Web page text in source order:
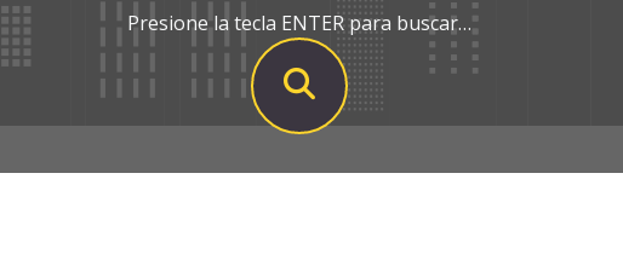
Presione la tecla ENTER para buscar…